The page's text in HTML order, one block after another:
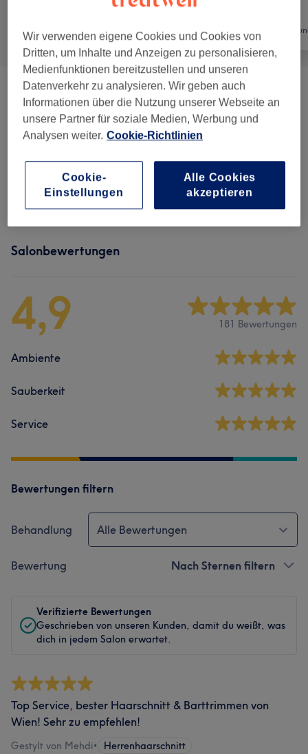
Friseur
Herren - Haarschnitte & Stylings ( 7)
Augenbrauen & Wimpernbehandlungen )
Herren Waxing (1) 10 €
Kinder - Haarschnitte & Stylings 1)
Salonbewertungen
4,9 181 Bewertungen
Ambiente
Sauberkeit
Service
Bewertungen filtern
Behandlung Alle Bewertungen
Bewertung Nach Sternen filtern
Verifizierte Bewertungen
Geschrieben von unseren Kunden, damit du weißt, was
dich in jedem Salon erwartet.
Top Service, bester Haarschnitt & Barttrimmen von
Wien! Sehr zu empfehlen!
Gestylt von Mehdi• Herrenhaarschnitt
Wir verwenden eigene Cookies und Cookies von
Dritten, um Inhalte und Anzeigen zu personalisieren,
Medienfunktionen bereitzustellen und unseren
Datenverkehr zu analysieren. Wir geben auch
Informationen über die Nutzung unserer Webseite an
unsere Partner für soziale Medien, Werbung und
Analysen weiter. Cookie-Richtlinien
Alle Cookies
akzeptieren
Cookie-
Einstellungen